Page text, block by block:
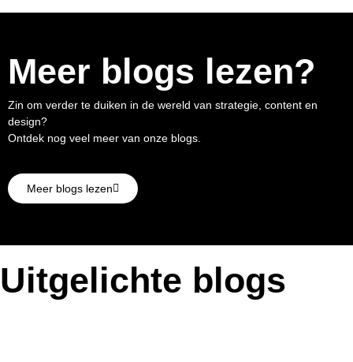
Meer blogs lezen?
Zin om verder te duiken in de wereld van strategie, content en
design?
Ontdek nog veel meer van onze blogs.
Meer blogs lezen
Uitgelichte blogs